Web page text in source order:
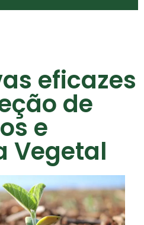
eficazes
de
e
Vegetal